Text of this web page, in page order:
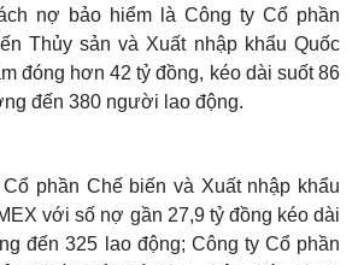
nợ bảo hiểm là Công ty Cổ phần
Thủy sản và Xuất nhập khẩu Quốc
đóng hơn 42 tỷ đồng, kéo dài suốt 86
đến 380 người lao động.
phần Chế biến và Xuất nhập khẩu
với số nợ gần 27,9 tỷ đồng kéo dài
đến 325 lao động; Công ty Cổ phần